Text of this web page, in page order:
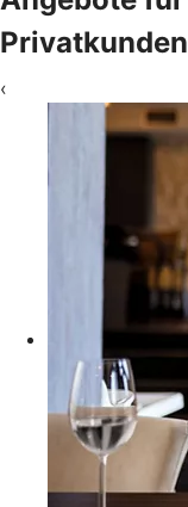
Privatkunden
‹